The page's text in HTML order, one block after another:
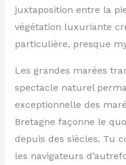
juxtaposition entre la
végétation luxuriante
particulière, presque
Les grandes marées
spectacle naturel
exceptionnelle des
Bretagne façonne le
depuis des siècles. Tu
les navigateurs